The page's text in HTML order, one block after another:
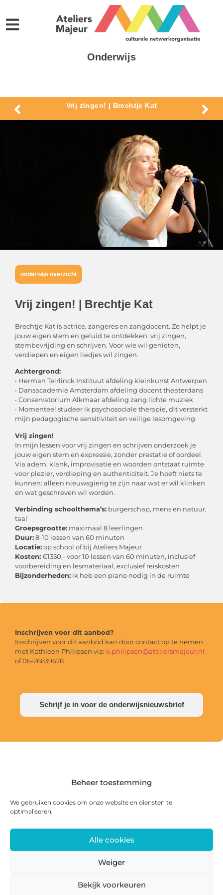
Beheer toestemming
We gebruiken cookies om onze website en diensten te
optimaliseren.
Alle cookies
Weiger
Bekijk voorkeuren
Onderwijs
Vrij zingen! | Brechtje Kat
onderwijs overzicht
Vrij zingen! | Brechtje Kat
Brechtje Kat is actrice, zangeres en zangdocent. Ze helpt je
jouw eigen stem en geluid te ontdekken: vrij zingen,
stembevrijding en schrijven. Voor wie wil genieten,
verdiepen en eigen liedjes wil zingen.
Achtergrond:
• Herman Teirlinck Instituut afdeling kleinkunst Antwerpen
• Dansacademie Amsterdam afdeling docent theaterdans
• Conservatorium Alkmaar afdeling zang lichte muziek
• Momenteel studeer ik psychosociale therapie, dit versterkt
mijn pedagogische sensitiviteit en veilige lesomgeving
Vrij zingen!
In mijn lessen voor vrij zingen en schrijven onderzoek je
jouw eigen stem en expressie, zonder prestatie of oordeel.
Via adem, klank, improvisatie en woorden ontstaat ruimte
voor plezier, verdieping en authenticiteit. Je hoeft niets te
kunnen: alleen nieuwsgierig te zijn naar wat er wil klinken
en wat geschreven wil worden.
Verbinding schoolthema’s: burgerschap, mens en natuur,
taal
Groepsgrootte: maximaal 8 leerlingen
Duur:8-10 lessen van 60 minuten
Locatie:op school of bij Ateliers Majeur
Kosten:€1350,- voor 10 lessen van 60 minuten, inclusief
voorbereiding en lesmateriaal, exclusief reiskosten
Bijzonderheden: ik heb een piano nodig in de ruimte
Inschrijven voor dit aanbod?
Inschrijven voor dit aanbod kan door contact op te nemen
met Kathleen Philipsen via: k.philipsen@ateliersmajeur.nl
of 06-26839628
Schrijf je in voor de onderwijsnieuwsbrief
Postadres: Postbus 285, 8440 AG Heerenveen |
Bezoekadres: Zwanedrift 2, 8446 KS Heerenveen
0513 468 158 | info@ateliersmajeur.nl